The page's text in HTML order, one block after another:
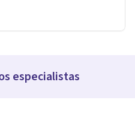
especialistas